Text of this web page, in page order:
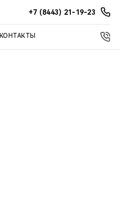
+7 (8443) 21-19-23
КОНТАКТЫ